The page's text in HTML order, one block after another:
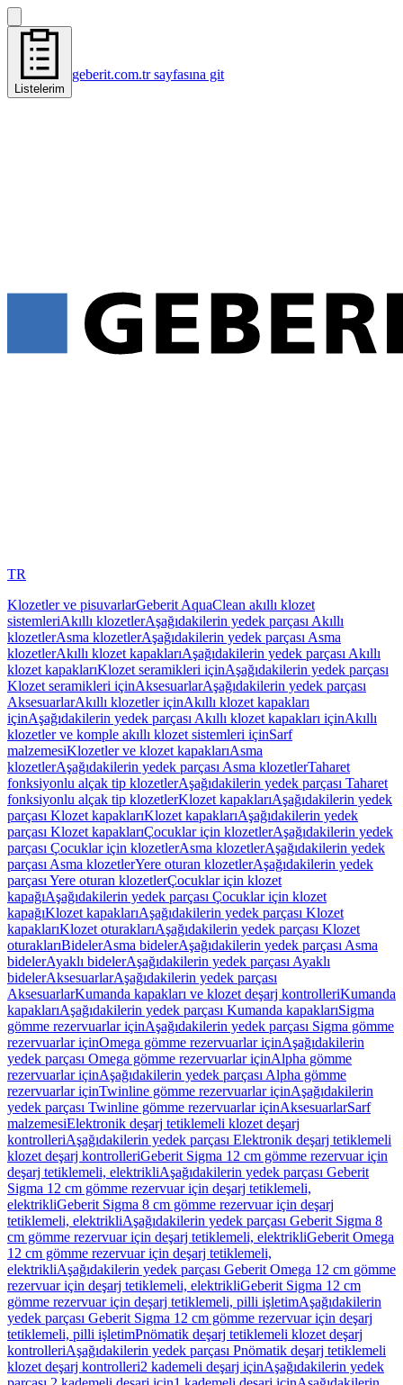
Listelerim
geberit.com.tr sayfasına git
TR
Klozetler ve pisuvarlarGeberit AquaClean akıllı klozet
sistemleriAkıllı klozetlerAşağıdakilerin yedek parçası Akıllı
klozetlerAsma klozetlerAşağıdakilerin yedek parçası Asma
klozetlerAkıllı klozet kapaklarıAşağıdakilerin yedek parçası Akıllı
klozet kapaklarıKlozet seramikleri içinAşağıdakilerin yedek parçası
Klozet seramikleri içinAksesuarlarAşağıdakilerin yedek parçası
AksesuarlarAkıllı klozetler içinAkıllı klozet kapakları
içinAşağıdakilerin yedek parçası Akıllı klozet kapakları içinAkıllı
klozetler ve komple akıllı klozet sistemleri içinSarf
malzemesiKlozetler ve klozet kapaklarıAsma
klozetlerAşağıdakilerin yedek parçası Asma klozetlerTaharet
fonksiyonlu alçak tip klozetlerAşağıdakilerin yedek parçası Taharet
fonksiyonlu alçak tip klozetlerKlozet kapaklarıAşağıdakilerin yedek
parçası Klozet kapaklarıKlozet kapaklarıAşağıdakilerin yedek
parçası Klozet kapaklarıÇocuklar için klozetlerAşağıdakilerin yedek
parçası Çocuklar için klozetlerAsma klozetlerAşağıdakilerin yedek
parçası Asma klozetlerYere oturan klozetlerAşağıdakilerin yedek
parçası Yere oturan klozetlerÇocuklar için klozet
kapağıAşağıdakilerin yedek parçası Çocuklar için klozet
kapağıKlozet kapaklarıAşağıdakilerin yedek parçası Klozet
kapaklarıKlozet oturaklarıAşağıdakilerin yedek parçası Klozet
oturaklarıBidelerAsma bidelerAşağıdakilerin yedek parçası Asma
bidelerAyaklı bidelerAşağıdakilerin yedek parçası Ayaklı
bidelerAksesuarlarAşağıdakilerin yedek parçası
AksesuarlarKumanda kapakları ve klozet deşarj kontrolleriKumanda
kapaklarıAşağıdakilerin yedek parçası Kumanda kapaklarıSigma
gömme rezervuarlar içinAşağıdakilerin yedek parçası Sigma gömme
rezervuarlar içinOmega gömme rezervuarlar içinAşağıdakilerin
yedek parçası Omega gömme rezervuarlar içinAlpha gömme
rezervuarlar içinAşağıdakilerin yedek parçası Alpha gömme
rezervuarlar içinTwinline gömme rezervuarlar içinAşağıdakilerin
yedek parçası Twinline gömme rezervuarlar içinAksesuarlarSarf
malzemesiElektronik deşarj tetiklemeli klozet deşarj
kontrolleriAşağıdakilerin yedek parçası Elektronik deşarj tetiklemeli
klozet deşarj kontrolleriGeberit Sigma 12 cm gömme rezervuar için
deşarj tetiklemeli, elektrikliAşağıdakilerin yedek parçası Geberit
Sigma 12 cm gömme rezervuar için deşarj tetiklemeli,
elektrikliGeberit Sigma 8 cm gömme rezervuar için deşarj
tetiklemeli, elektrikliAşağıdakilerin yedek parçası Geberit Sigma 8
cm gömme rezervuar için deşarj tetiklemeli, elektrikliGeberit Omega
12 cm gömme rezervuar için deşarj tetiklemeli,
elektrikliAşağıdakilerin yedek parçası Geberit Omega 12 cm gömme
rezervuar için deşarj tetiklemeli, elektrikliGeberit Sigma 12 cm
gömme rezervuar için deşarj tetiklemeli, pilli işletimAşağıdakilerin
yedek parçası Geberit Sigma 12 cm gömme rezervuar için deşarj
tetiklemeli, pilli işletimPnömatik deşarj tetiklemeli klozet deşarj
kontrolleriAşağıdakilerin yedek parçası Pnömatik deşarj tetiklemeli
klozet deşarj kontrolleri2 kademeli deşarj içinAşağıdakilerin yedek